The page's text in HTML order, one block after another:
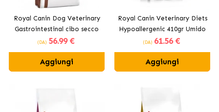
Royal Canin Dog Veterinary
Gastrointestinal cibo secco
per cani adulti
(DA) 56.99 €
Aggiungi
Royal Canin Veterinary Diets
Hypoallergenic 410gr Umido
(DA) 61.56 €
Aggiungi